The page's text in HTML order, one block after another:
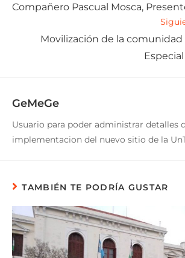
Compañero Pascual Mosca,
Movilización de la
GeMeGe
Usuario para poder administrar detalles
implementacion del nuevo sitio de la
TAMBIÉN TE PODRÍA GUSTAR